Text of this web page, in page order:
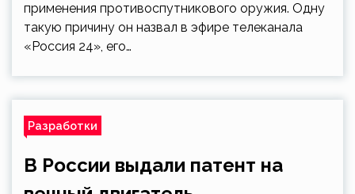
применения противоспутникового оружия. Одну
такую причину он назвал в эфире телеканала
«Россия 24», его…
Разработки
В России выдали патент на